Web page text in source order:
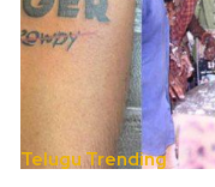
Telugu Trending